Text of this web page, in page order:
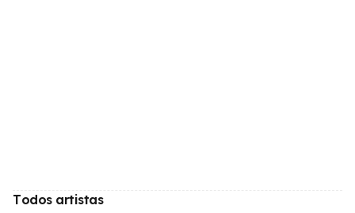
Todos artistas